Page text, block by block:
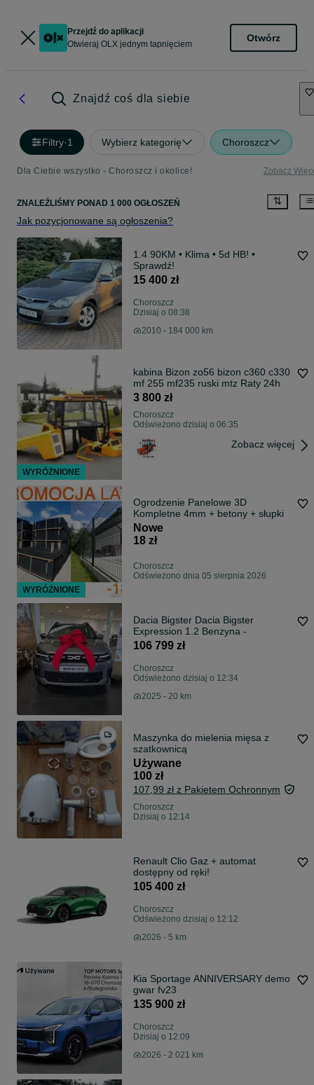
Przejdź do aplikacji
Otwieraj OLX jednym tapnięciem
Otwórz
Znajdź coś dla siebie
Filtry·1 Wybierz kategorię Choroszcz
Dla Ciebie wszystko - Choroszcz i okolice! Zobacz
ZNALEŹLIŚMY PONAD 1 000 OGŁOSZEŃ
Jak pozycjonowane są ogłoszenia?
1.4 90KM • Klima • 5d HB! •
Sprawdź!
15 400 zł
Choroszcz
Dzisiaj o 08:38
2010 - 184 000 km
kabina Bizon zo56 bizon c360 c330
mf 255 mf235 ruski mtz Raty 24h
3 800 zł
Choroszcz
Odświeżono dzisiaj o 06:35
Zobacz więcej
Ogrodzenie Panelowe 3D
Kompletne 4mm + betony + słupki
Nowe
18 zł
Choroszcz
Odświeżono dnia 05 sierpnia 2026
Dacia Bigster Dacia Bigster
Expression 1.2 Benzyna -
106 799 zł
Choroszcz
Odświeżono dzisiaj o 12:34
2025 - 20 km
Maszynka do mielenia mięsa z
szatkownicą
Używane
100 zł
107,99 zł z Pakietem Ochronnym
Choroszcz
Dzisiaj o 12:14
Renault Clio Gaz + automat
dostępny od ręki!
105 400 zł
Choroszcz
Odświeżono dzisiaj o 12:12
2026 - 5 km
Kia Sportage ANNIVERSARY demo
gwar fv23
135 900 zł
Choroszcz
Dzisiaj o 12:09
2026 - 2 021 km
WYRÓŻNIONE
WYRÓŻNIONE